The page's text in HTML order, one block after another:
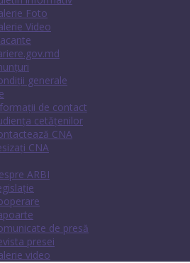
Foto
Video
generale
de contact
cetăţenilor
CNA
CNA
ARBI
de presă
presei
video